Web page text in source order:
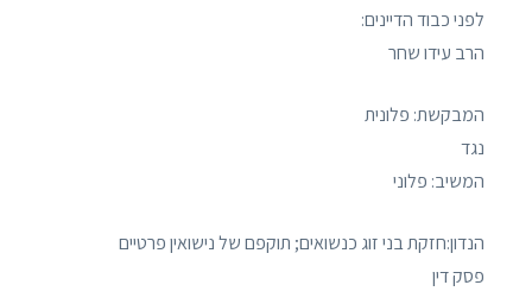
לפני כבוד הדיינים:
הרב עידו שחר
המבקשת: פלונית
נגד
המשיב: פלוני
הנדון:חזקת בני זוג כנשואים; תוקפם של נישואין פרטיים
פסק דין